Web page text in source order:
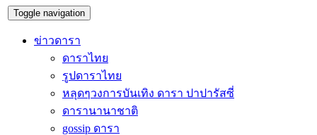
Toggle navigation
ข่าวดารา
ดาราไทย
รูปดาราไทย
หลุดๆวงการบันเทิง ดารา ปาปารัสซี่
ดารานานาชาติ
gossip ดารา